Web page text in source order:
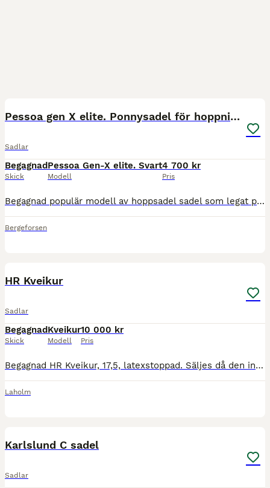
Pessoa gen X elite. Ponnysadel för hoppning
Sadlar
Begagnad
Skick
Pessoa Gen-X elite. Svart
Modell
4 700 kr
Pris
Begagnad populär modell av hoppsadel sadel som legat på en D och en C ponny med rak rygg. (Se bild på C-ponnyn.) En sadel som brukar passar många ponnysar. Pessoa Gen-X elit, MW, 16”.
Bergeforsen
HR Kveikur
Sadlar
Begagnad
Skick
Kveikur
Modell
10 000 kr
Pris
Begagnad HR Kveikur, 17,5, latexstoppad. Säljes då den inte passar hästen. Sitter svart koppjärn i men har några andra liggande. Skriv vid frågor. Finns i södra Halland. Kan skickas om köparen beta
Laholm
Karlslund C sadel
Sadlar